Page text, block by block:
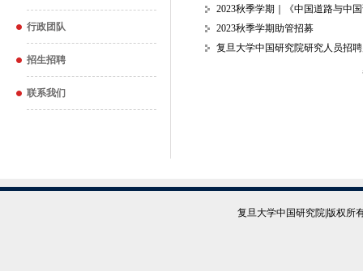
行政团队
招生招聘
联系我们
2023秋季学期｜《中国道路与中
2023秋季学期助管招募
复旦大学中国研究院研究人员招
复旦大学中国研究院|版权所